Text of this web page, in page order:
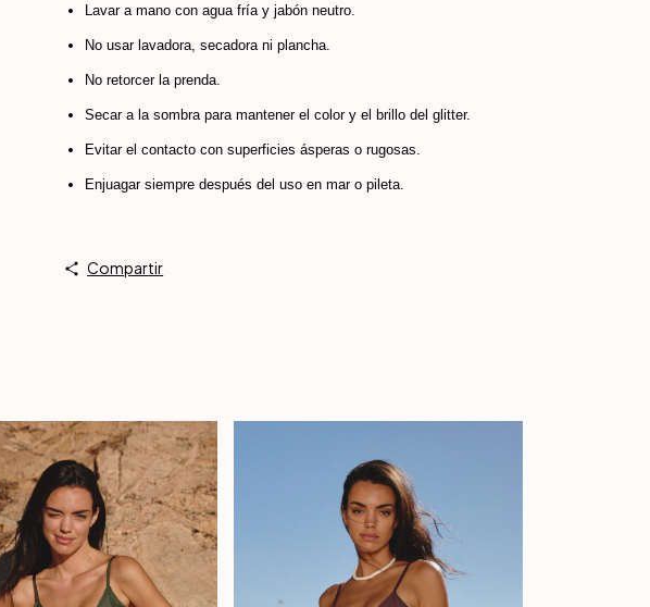
Lavar a mano con agua fría y jabón neutro.
No usar lavadora, secadora ni plancha.
No retorcer la prenda.
Secar a la sombra para mantener el color y el brillo del glitter.
Evitar el contacto con superficies ásperas o rugosas.
Enjuagar siempre después del uso en mar o pileta.
Compartir